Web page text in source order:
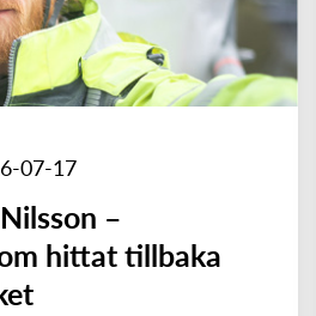
07-17
–
hittat tillbaka